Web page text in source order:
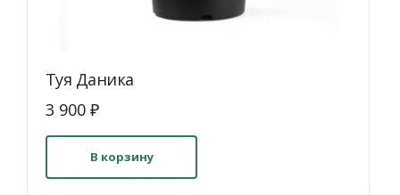
Туя Даника
3 900 ₽
В корзину